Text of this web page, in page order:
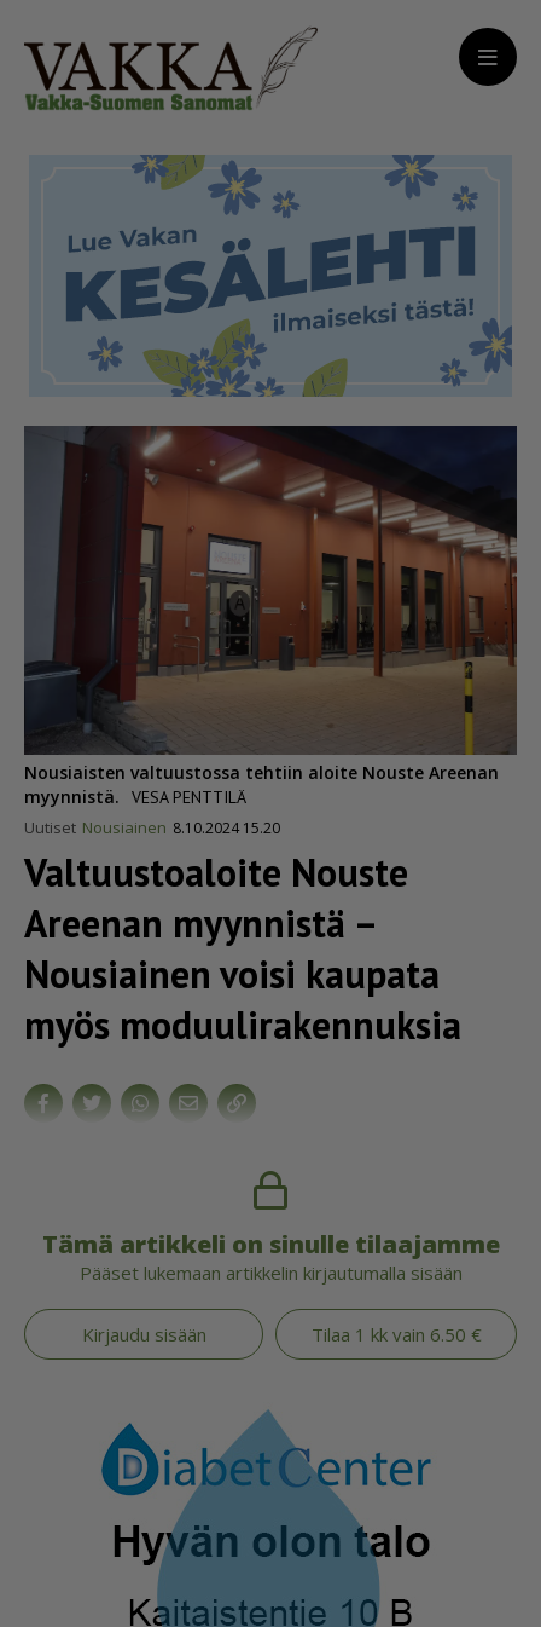
Nousiaisten valtuustossa tehtiin aloite Nouste Areenan
myynnistä.
VESA PENTTILÄ
Uutiset Nousiainen 8.10.2024 15.20
Valtuus­to­a­loite Nouste
Areenan myynnistä –
Nousiainen voisi kaupata
myös moduu­li­ra­ken­nuksia
Tämä artikkeli on sinulle tilaajamme
Pääset lukemaan artikkelin kirjautumalla sisään
Kirjaudu sisään Tilaa 1 kk vain 6.50 €